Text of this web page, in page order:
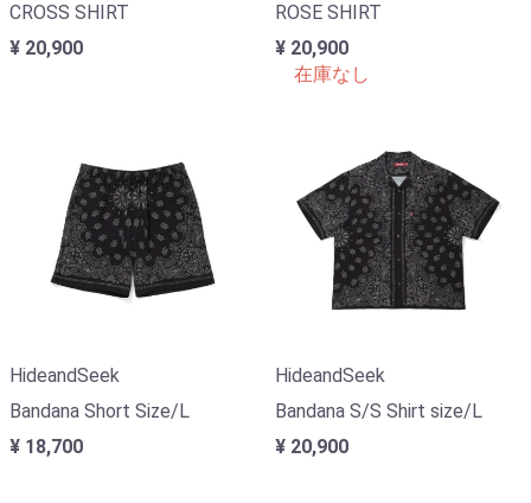
CROSS SHIRT
¥ 20,900
ROSE SHIRT
¥ 20,900
在庫なし
HideandSeek
Bandana Short Size/L
¥ 18,700
HideandSeek
Bandana S/S Shirt size/L
¥ 20,900